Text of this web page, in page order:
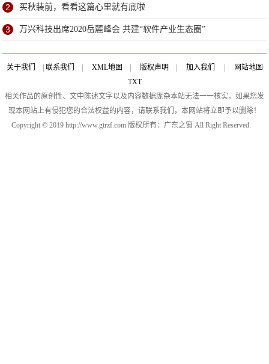
2 买秋装前，看看这篇心里就有底啦
3 万兴科技出席2020岳麓峰会 共建“软件产业生态圈”
关于我们 联系我们 XML地图 版权声明 加入我们
网站地图
TXT
相关作品的原创性、文中陈述文字以及内容数据庞杂本站无法一一核实，如果您发
现本网站上有侵犯您的合法权益的内容，请联系我们，本网站将立即予以删除！
Copyright © 2019 http://www.gtrzf.com 版权所有：广东之窗 All Right Reserved.